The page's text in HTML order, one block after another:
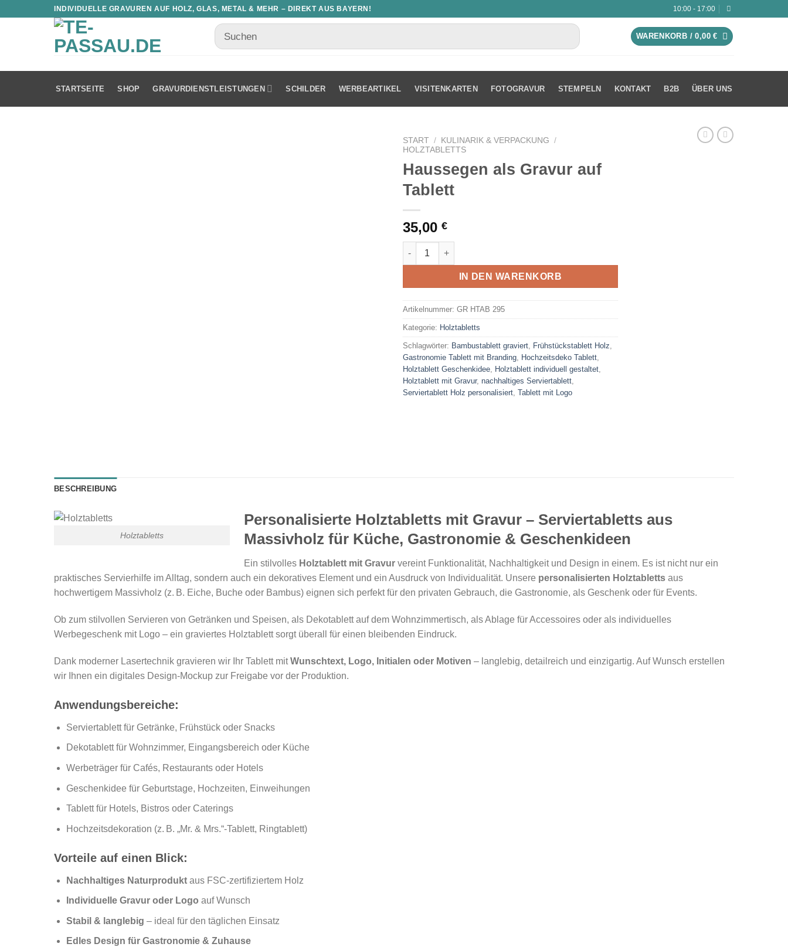
INDIVIDUELLE GRAVUREN AUF HOLZ, GLAS, METAL & MEHR – DIREKT AUS BAYERN! 10:00 - 17:00
WARENKORB /0,00€
STARTSEITE SHOP GRAVURDIENSTLEISTUNGEN SCHILDER WERBEARTIKEL VISITENKARTEN FOTOGRAVUR STEMPELN KONTAKT B2B ÜBER UNS
START / KULINARIK & VERPACKUNG
/
HOLZTABLETTS
Haussegen als Gravur auf
Tablett
35,00 €
Haussegen als Gravur auf Tablett Menge
IN DEN WARENKORB
Artikelnummer: GR HTAB 295
Kategorie: Holztabletts
Schlagwörter: Bambustablett graviert Frühstückstablett Holz
Gastronomie Tablett mit Branding Hochzeitsdeko Tablett
Holztablett Geschenkidee Holztablett individuell gestaltet
Holztablett mit Gravur, nachhaltiges Serviertablett
Serviertablett Holz personalisiert Tablett mit Logo
BESCHREIBUNG
Holztabletts
Personalisierte Holztabletts mit Gravur – Serviertabletts aus
Massivholz für Küche, Gastronomie & Geschenkideen
Ein stilvolles Holztablett mit Gravur vereint Funktionalität, Nachhaltigkeit und Design in einem. Es ist nicht nur ein
praktisches Servierhilfe im Alltag, sondern auch ein dekoratives Element und ein Ausdruck von Individualität. Unsere personalisierten Holztabletts aus
hochwertigem Massivholz (z. B. Eiche, Buche oder Bambus) eignen sich perfekt für den privaten Gebrauch, die Gastronomie, als Geschenk oder für Events.
Ob zum stilvollen Servieren von Getränken und Speisen, als Dekotablett auf dem Wohnzimmertisch, als Ablage für Accessoires oder als individuelles
Werbegeschenk mit Logo – ein graviertes Holztablett sorgt überall für einen bleibenden Eindruck.
Dank moderner Lasertechnik gravieren wir Ihr Tablett mitWunschtext, Logo, Initialen oder Motiven – langlebig, detailreich und einzigartig. Auf Wunsch erstellen
wir Ihnen ein digitales Design-Mockup zur Freigabe vor der Produktion.
Anwendungsbereiche:
Serviertablett für Getränke, Frühstück oder Snacks
Dekotablett für Wohnzimmer, Eingangsbereich oder Küche
Werbeträger für Cafés, Restaurants oder Hotels
Geschenkidee für Geburtstage, Hochzeiten, Einweihungen
Tablett für Hotels, Bistros oder Caterings
Hochzeitsdekoration (z. B. „Mr. & Mrs.“-Tablett, Ringtablett)
Vorteile auf einen Blick:
Nachhaltiges Naturproduktaus FSC-zertifiziertem Holz
Individuelle Gravur oder Logo auf Wunsch
Stabil & langlebig – ideal für den täglichen Einsatz
Edles Design für Gastronomie & Zuhause